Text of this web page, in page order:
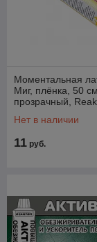
Моментальная
Миг, плёнка, 50
прозрачный,
Нет в наличии
11 руб.